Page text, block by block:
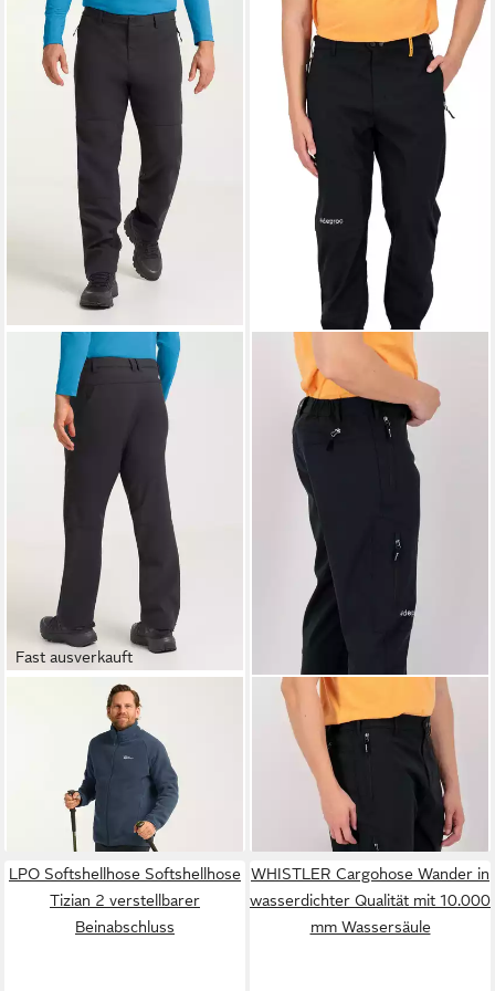
Fast ausverkauft
JACK WOLFSKIN
Trekkinghose TREK TERRAIN
ab 73,99 € UVP140,00 €
DEPROC ACTIVE
Softshellhose STERLING
MEN CS mit Beintasche
99,95 € UVP 129,95 €
LPO Softshellhose Softshellhose
Tizian 2 verstellbarer
Beinabschluss
WHISTLER Cargohose Wander in
wasserdichter Qualität mit 10.000
mm Wassersäule